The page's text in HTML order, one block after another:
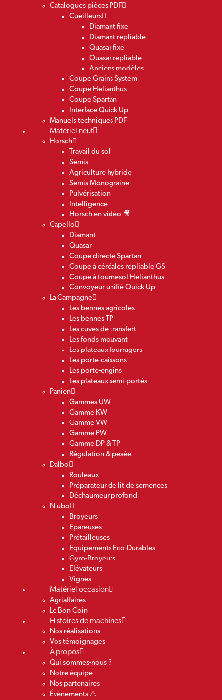
Catalogues pièces PDF
Cueilleurs
Diamant fixe
Diamant repliable
Quasar fixe
Quasar repliable
Anciens modèles
Coupe Grains System
Coupe Helianthus
Coupe Spartan
Interface Quick Up
Manuels techniques PDF
Matériel neuf
Horsch
Travail du sol
Semis
Agriculture hybride
Semis Monograine
Pulvérisation
Intelligence
Horsch en vidéo 🎥
Capello
Diamant
Quasar
Coupe directe Spartan
Coupe à céréales repliable GS
Coupe à tournesol Helianthus
Convoyeur unifié Quick Up
La Campagne
Les bennes agricoles
Les bennes TP
Les cuves de transfert
Les fonds mouvant
Les plateaux fourragers
Les porte-caissons
Les porte-engins
Les plateaux semi-portés
Panien
Gammes UW
Gamme KW
Gamme VW
Gamme PW
Gamme DP & TP
Régulation & pesée
Dalbo
Rouleaux
Préparateur de lit de semences
Déchaumeur profond
Niubo
Broyeurs
Epareuses
Prétailleuses
Equipements Eco-Durables
Gyro-Broyeurs
Elévateurs
Vignes
Matériel occasion
Agriaffaires
Le Bon Coin
Histoires de machines
Nos réalisations
Vos témoignages
À propos
Qui sommes-nous ?
Notre équipe
Nos partenaires
Événements ⚠️